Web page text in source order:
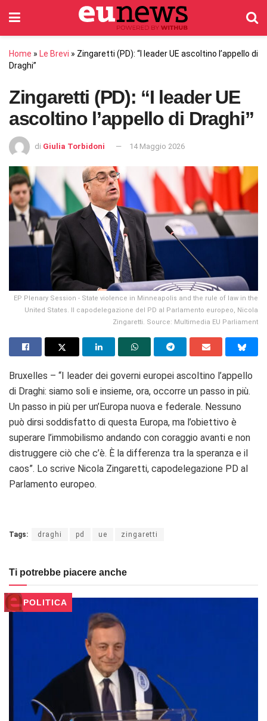
Home » Le Brevi » Zingaretti (PD): “I leader UE ascoltino l’appello di
Draghi”
Zingaretti (PD): “I leader UE
ascoltino l’appello di Draghi”
di Giulia Torbidoni 14 Maggio 2026
EP Plenary Session - State violence in Minneapolis and the rule of law in the
United States. Il capodelegazione del PD al Parlamento europeo, Nicola
Zingaretti. Source: Multimedia EU Parliament
Bruxelles – “I leader dei governi europei ascoltino l’appello
di Draghi: siamo soli e insieme, ora, occorre un passo in più.
Un passo in più per un’Europa nuova e federale. Nessuno
può dirsi soddisfatto di questa Europa, ma l’obiettivo è
superare l’immobilismo andando con coraggio avanti e non
distruggere ciò che c’è. È la differenza tra la speranza e il
caos”. Lo scrive Nicola Zingaretti, capodelegazione PD al
Parlamento europeo.
Tags: draghi pd ue zingaretti
Ti potrebbe piacere anche
POLITICA